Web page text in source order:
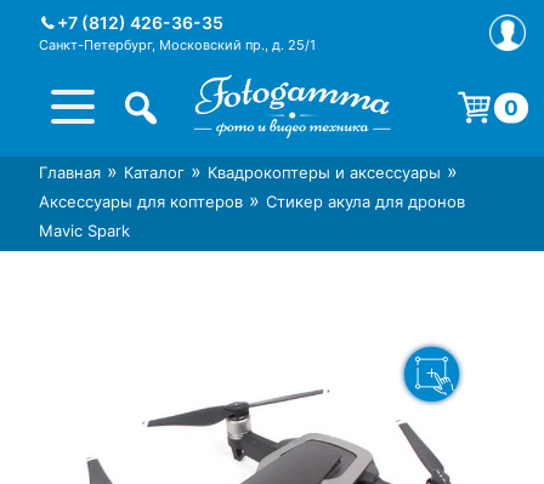
+7 (812) 426-36-35
Санкт-Петербург, Московский пр., д. 25/1
Интернет-магазин фототехники
Foto-Gamma в СПб
Магазин фотоаксессуаров foto-
gamma.ru
0
Корзина пуста.
Главная » Каталог » Квадрокоптеры и аксессуары »
Аксессуары для коптеров » Стикер акула для дронов
Mavic Spark